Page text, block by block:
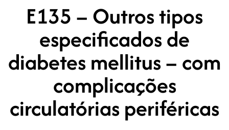
E135 – Outros tipos
especificados de
diabetes mellitus – com
complicações
circulatórias periféricas